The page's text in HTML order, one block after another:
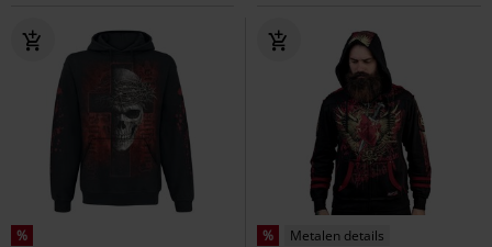
% % Metalen details